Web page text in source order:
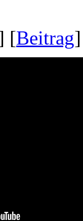
[Beitrag